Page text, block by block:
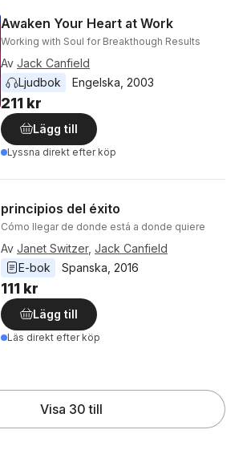
Awaken Your Heart at Work
Working with Soul for Breakthough Results
Av Jack Canfield
Ljudbok
Engelska 2003
211 kr
Lägg till
Lyssna direkt efter köp
principios del éxito
Cómo llegar de donde está a donde quiere
Av Janet Switzer, Jack Canfield
E-bok
Spanska 2016
111 kr
Lägg till
Läs direkt efter köp
Visa 30 till